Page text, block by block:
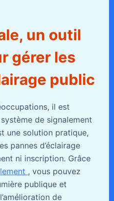
un outil
gérer les
public
il est
de signalement
une solution pratique,
pannes d’éclairage
ni inscription. Grâce
, vous pouvez
publique et
de